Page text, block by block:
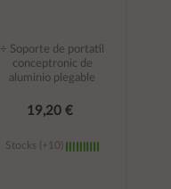
÷ Soporte de portatil
conceptronic de
aluminio plegable
19,20 €
Stocks (+10)